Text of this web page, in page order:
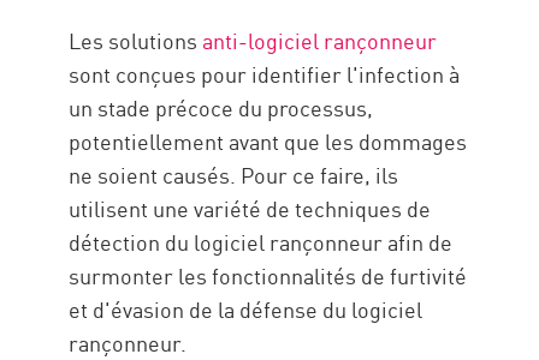
Les solutions anti-logiciel rançonneur
sont conçues pour identifier l'infection à
un stade précoce du processus,
potentiellement avant que les dommages
ne soient causés. Pour ce faire, ils
utilisent une variété de techniques de
détection du logiciel rançonneur afin de
surmonter les fonctionnalités de furtivité
et d'évasion de la défense du logiciel
rançonneur.